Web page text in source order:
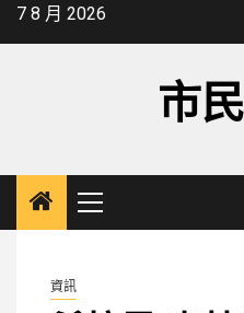
Skip7 8 月 2026
市
Primary
Menu
資訊